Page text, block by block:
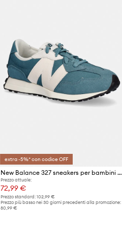
extra -5%* con codice OFF
New Balance 327 sneakers per bambini in scamoscio
Prezzo attuale:
72,99 €
Prezzo standard: 102,99 €
Prezzo più basso nei 30 giorni precedenti alla promozione:
80,99 €